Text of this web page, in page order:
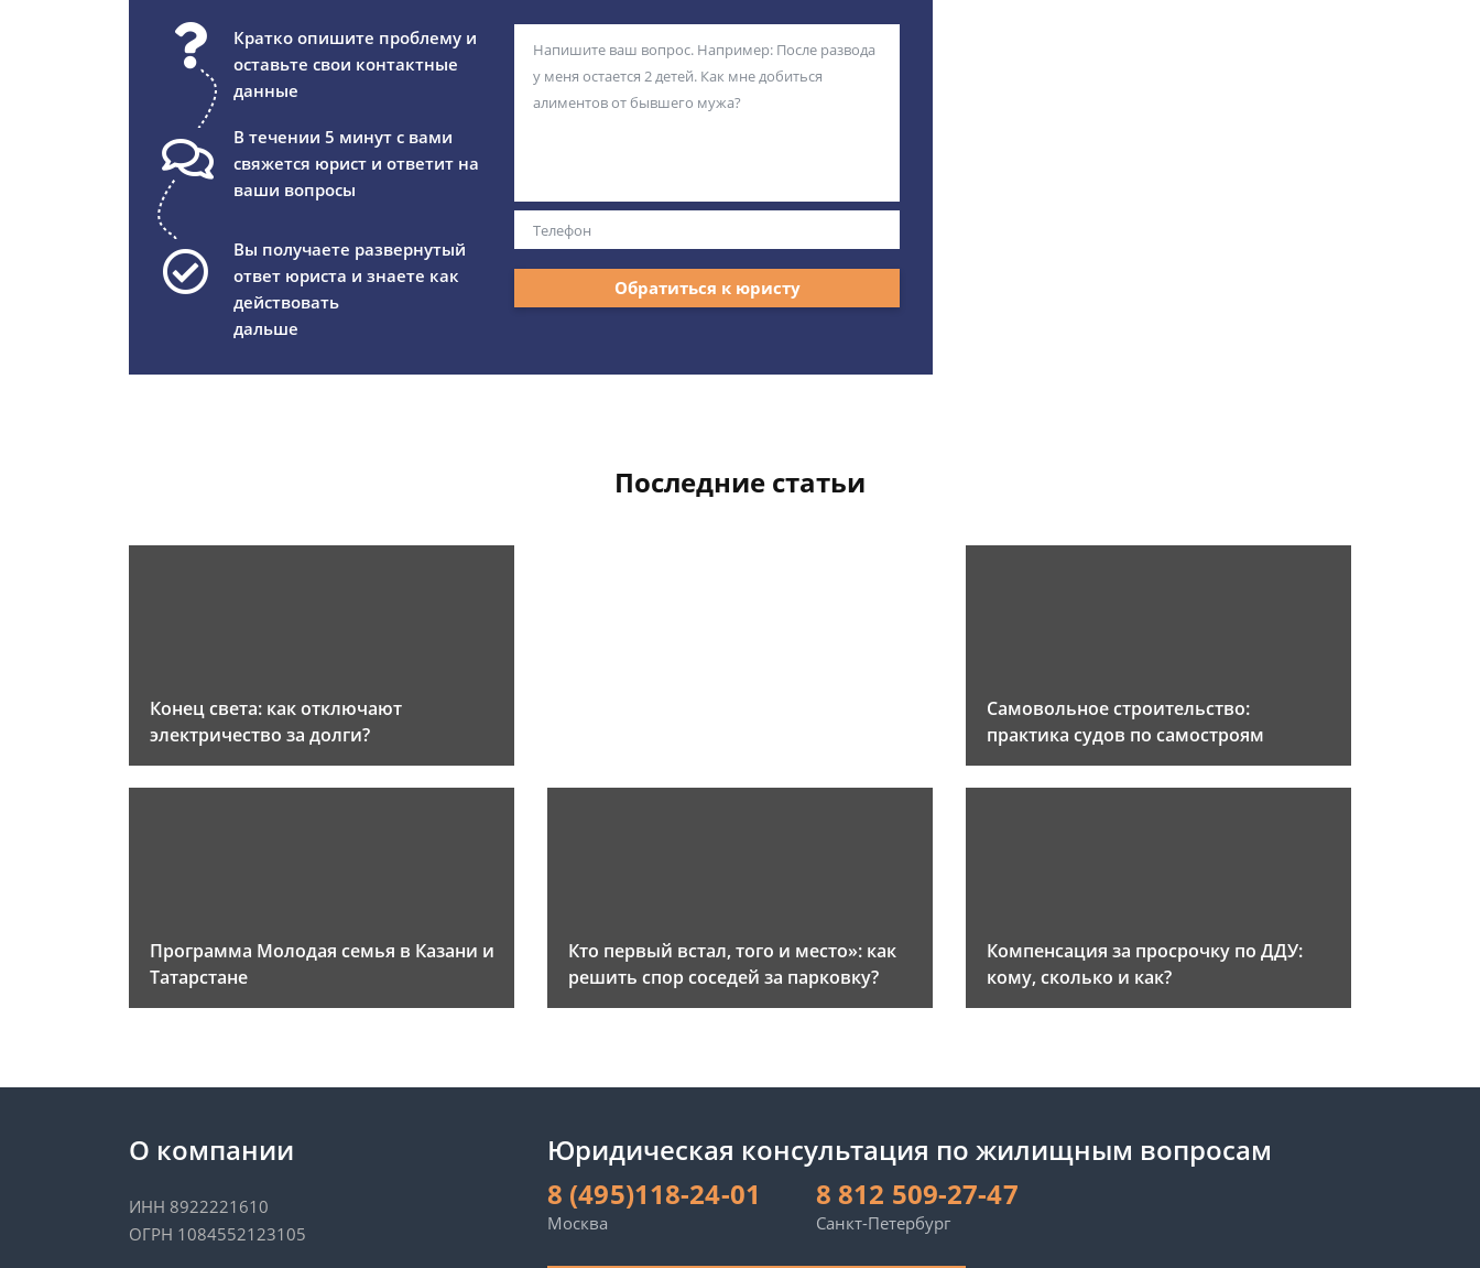
Кратко опишите проблему и
оставьте свои контактные
данные
В течении 5 минут с вами
свяжется юрист и ответит на
ваши вопросы
Вы получаете развернутый
ответ юриста и знаете как
действовать
дальше
Обратиться к юристу
Последние статьи
Конец света: как отключают
электричество за долги?
Самовольное строительство:
практика судов по самостроям
Программа Молодая семья в Казани и
Татарстане
Кто первый встал, того и место»: как
решить спор соседей за парковку?
Компенсация за просрочку по ДДУ:
кому, сколько и как?
О компании
ИНН 8922221610
ОГРН 1084552123105
Юридическая консультация по жилищным вопросам
8 (495)118-24-01
Москва
8 812 509-27-47
Санкт-Петербург